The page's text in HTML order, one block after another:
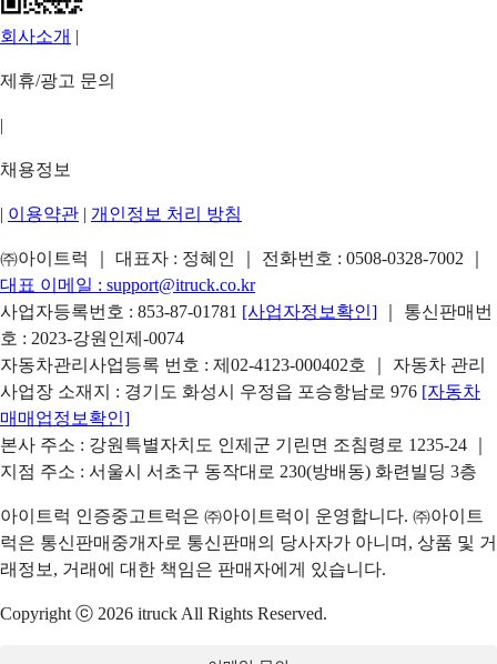
회사소개 |
제휴/광고 문의
|
채용정보
| 이용약관 | 개인정보 처리 방침
㈜아이트럭 ｜ 대표자 : 정혜인 ｜ 전화번호 : 0508-0328-7002
대표 이메일 : support@itruck.co.kr
사업자등록번호 : 853-87-01781 [사업자정보확인]
｜ 통신판매번
호 : 2023-강원인제-0074
자동차관리사업등록 번호 : 제02-4123-000402호 ｜ 자동차 관리
사업장 소재지 : 경기도 화성시 우정읍 포승항남로 976 [자동차
매매업정보확인]
본사 주소 : 강원특별자치도 인제군 기린면 조침령로 1235-24 ｜
지점 주소 : 서울시 서초구 동작대로 230(방배동) 화련빌딩 3층
아이트럭 인증중고트럭은 ㈜아이트럭이 운영합니다. ㈜아이트
럭은 통신판매중개자로 통신판매의 당사자가 아니며, 상품 및 거
래정보, 거래에 대한 책임은 판매자에게 있습니다.
Copyright ⓒ 2026 itruck All Rights Reserved.